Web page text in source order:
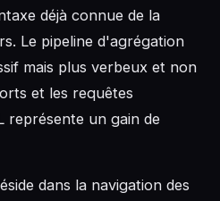
déjà connue de la
Le pipeline d'agrégation
mais plus verbeux et non
et les requêtes
représente un gain de
dans la navigation des